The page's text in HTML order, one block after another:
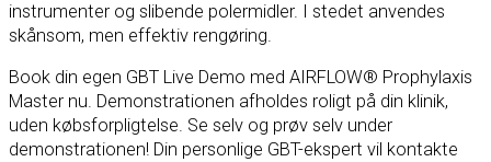
instrumenter og slibende polermidler. I stedet anvendes
skånsom, men effektiv rengøring.
Book din egen GBT Live Demo med AIRFLOW® Prophylaxis
Master nu. Demonstrationen afholdes roligt på din klinik,
uden købsforpligtelse. Se selv og prøv selv under
demonstrationen! Din personlige GBT-ekspert vil kontakte